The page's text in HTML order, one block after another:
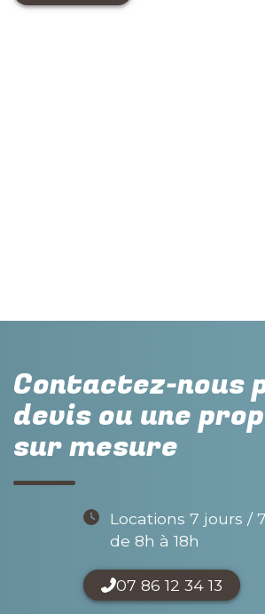
Contactez-nous
devis ou une
sur mesure
Locations 7 jours / 7
de 8h à 18h
07 86 12 34 13